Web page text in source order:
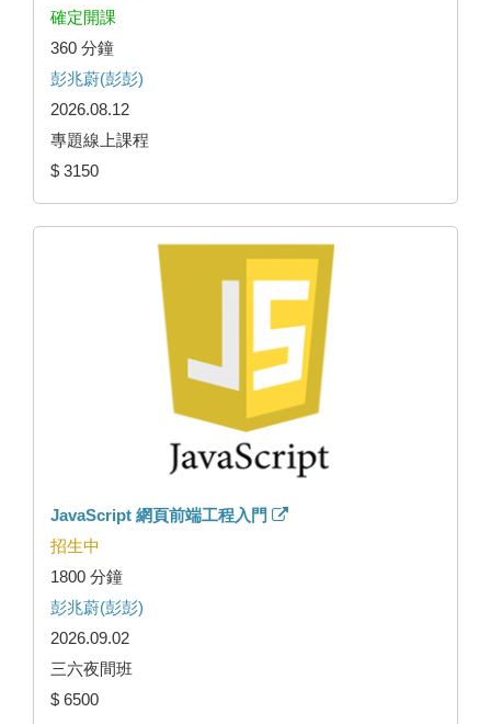
確定開課
360 分鐘
彭兆蔚(彭彭)
2026.08.12
專題線上課程
$ 3150
JavaScript 網頁前端工程入門
招生中
1800 分鐘
彭兆蔚(彭彭)
2026.09.02
三六夜間班
$ 6500